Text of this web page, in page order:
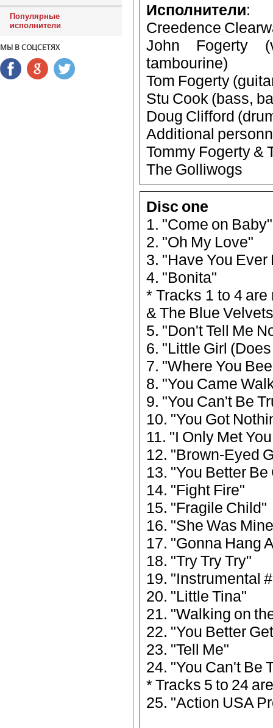
Популярные
исполнители
МЫ В СОЦСЕТЯХ
Исполнители:
Creedence
John Fogerty
tambourine)
Tom Fogerty
Stu Cook (bass,
Doug Clifford
Additional
Tommy Fogerty &
The Golliwogs
Disc one
1. "Come on Baby"
2. "Oh My Love"
3. "Have You
4. "Bonita"
* Tracks 1 to 4
& The Blue Velvets
5. "Don't Tell Me
6. "Little Girl
7. "Where You
8. "You Came
9. "You Can't Be
10. "You Got
11. "I Only Met
12. "Brown-Eyed
13. "You Better
14. "Fight Fire"
15. "Fragile Child"
16. "She Was
17. "Gonna Hang
18. "Try Try Try"
19. "Instrumental
20. "Little Tina"
21. "Walking on
22. "You Better
23. "Tell Me"
24. "You Can't Be
* Tracks 5 to 24
25. "Action USA